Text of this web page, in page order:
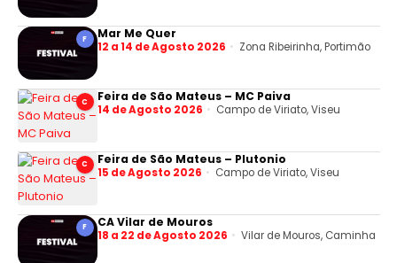
F Mar Me Quer
12 a 14 de Agosto 2026 Zona Ribeirinha, Portimão
C Feira de São Mateus – MC Paiva
14 de Agosto 2026 Campo de Viriato, Viseu
C Feira de São Mateus – Plutonio
15 de Agosto 2026 Campo de Viriato, Viseu
F CA Vilar de Mouros
18 a 22 de Agosto 2026 Vilar de Mouros, Caminha